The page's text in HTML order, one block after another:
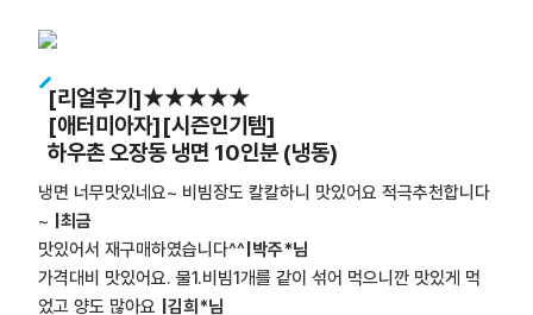
[리얼후기]★★★★★
[애터미아자][시즌인기템]
하우촌 오장동 냉면 10인분 (냉동)
냉면 너무맛있네요~ 비빔장도 칼칼하니 맛있어요 적극추천합니다
~
|최금
맛있어서 재구매하였습니다^^ |박주*님
가격대비 맛있어요. 물1.비빔1개를 같이 섞어 먹으니깐 맛있게 먹
었고 양도 많아요
|김희*님